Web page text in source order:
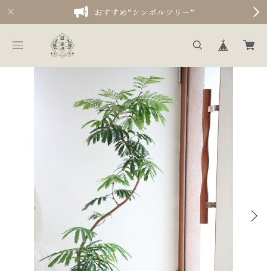
おすすめ”シンボルツリー”